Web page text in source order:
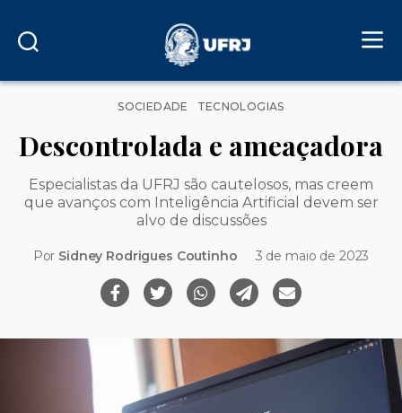
Categorias
SOCIEDADE TECNOLOGIAS
Descontrolada e ameaçadora
Especialistas da UFRJ são cautelosos, mas creem
que avanços com Inteligência Artificial devem ser
alvo de discussões
Por Sidney Rodrigues Coutinho 3 de maio de 2023